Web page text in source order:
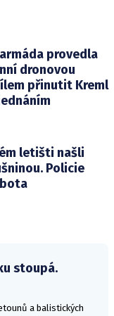
provedla
dronovou
přinutit Kreml
letišti našli
Policie
stoupá.
a balistických